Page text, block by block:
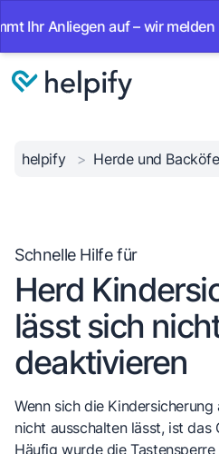
auf – wir melden uns
helpify > Herde und
Schnelle Hilfe für
Herd
lässt sich
deaktivieren
Wenn sich die
nicht ausschalten lässt, ist
Häufig wurde dieTastensperre